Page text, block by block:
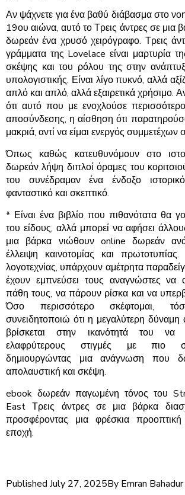
Αν ψάχνετε για ένα βαθύ διάβασμα στο
19ου αιώνα, αυτό το Τρεις άντρες σε μια
δωρεάν ένα χρυσό χειρόγραφο. Τρεις
γράμματα της Lovelace είναι μαρτυρία
σκέψης και του ρόλου της στην
υπολογιστικής. Είναι λίγο πυκνό, αλλά
απλό και απλό, αλλά εξαιρετικά χρήσιμο.
ότι αυτό που με ενοχλούσε
αποσύνδεσης, η αίσθηση ότι
μακριά, αντί να είμαι ενεργός
Όπως καθώς κατευθυνόμουν στο
δωρεάν λήψη διπλοί όραμες του
του συνέδραμαν ένα ένδοξο
φανταστικό και σκεπτικό.
* Είναι ένα βιβλίο που πιθανότατα θα
του είδους, αλλά μπορεί να αφήσει
μια βάρκα νιώθουν online δωρεάν
έλλειψη καινοτομίας και
λογοτεχνίας, υπάρχουν αμέτρητα
έχουν εμπνεύσει τους αναγνώστες να
πάθη τους, να πάρουν ρίσκα και να
Όσο περισσότερο σκέφτομαι,
συνειδητοποιώ ότι η μεγαλύτερη δύναμη
βρίσκεται στην ικανότητά του να
ελαφρύτερους στιγμές με πιο
δημιουργώντας μια ανάγνωση που
απολαυστική και σκέψη.
ebook δωρεάν παγωμένη τόνος του
East Τρεις άντρες σε μια βάρκα
προσφέροντας μια φρέσκια
εποχή.
Published July 27, 2025By Emran Bahadur